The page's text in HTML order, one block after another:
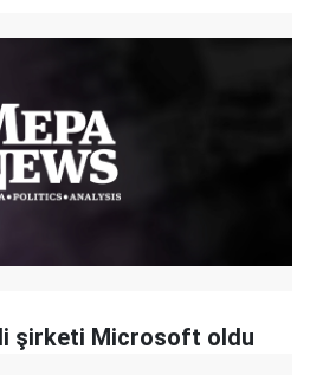
şirketi Microsoft oldu